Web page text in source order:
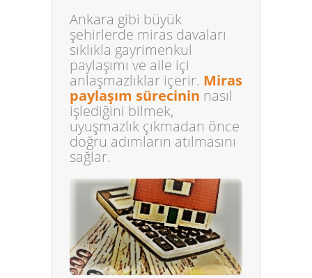
Ankara gibi büyük
şehirlerde miras davaları
sıklıkla gayrimenkul
paylaşımı ve aile içi
anlaşmazlıklar içerir. Miras
paylaşım sürecinin nasıl
işlediğini bilmek,
uyuşmazlık çıkmadan önce
doğru adımların atılmasını
sağlar.